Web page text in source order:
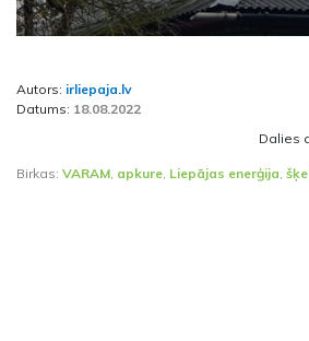
Autors: irliepaja.lv
Datums: 18.08.2022
Dalies
Birkas: VARAM apkure Liepājas enerģija